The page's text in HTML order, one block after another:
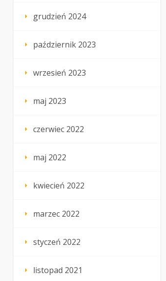
grudzień 2024
październik 2023
wrzesień 2023
maj 2023
czerwiec 2022
maj 2022
kwiecień 2022
marzec 2022
styczeń 2022
listopad 2021